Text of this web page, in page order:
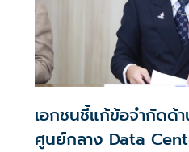
เอกชนชี้แก้ข้อจำกัดด้
ศูนย์กลาง Data